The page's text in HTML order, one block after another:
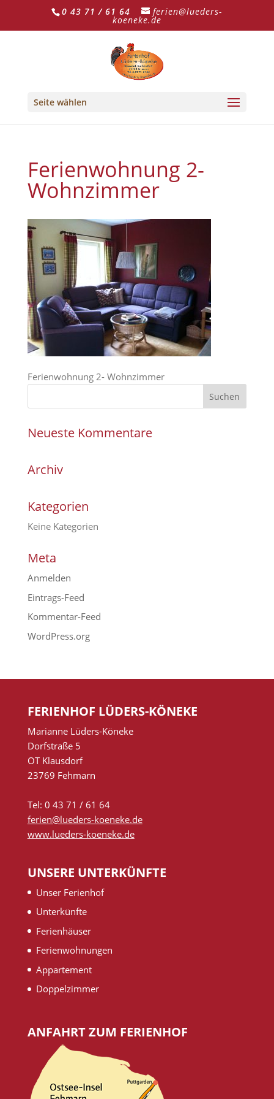
0 43 71 / 61 64 ferien@lueders-
koeneke.de
Seite wählen
Ferienwohnung 2-
Wohnzimmer
Ferienwohnung 2- Wohnzimmer
Neueste Kommentare
Archiv
Kategorien
Keine Kategorien
Meta
Anmelden
Eintrags-Feed
Kommentar-Feed
WordPress.org
FERIENHOF LÜDERS-KÖNEKE
Marianne Lüders-Köneke
Dorfstraße 5
OT Klausdorf
23769 Fehmarn
Tel: 0 43 71 / 61 64
ferien@lueders-koeneke.de
www.lueders-koeneke.de
UNSERE UNTERKÜNFTE
Unser Ferienhof
Unterkünfte
Ferienhäuser
Ferienwohnungen
Appartement
Doppelzimmer
ANFAHRT ZUM FERIENHOF